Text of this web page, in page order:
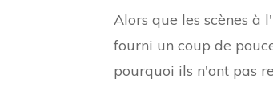
Alors que les scènes à
fourni un coup de
pourquoi ils n'ont pas